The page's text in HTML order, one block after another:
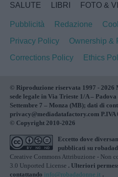
SALUTE
LIBRI FOTO &
Pubblicità Redazione
Privacy Policy
Ownership &
Corrections Policy
Ethics
© Riproduzione riservata 1997 - 2026
sede legale in Via Trieste 1/A –
Settembre 7 – Monza (MB); dati di
privacy@mediadatafactory.com P.IVA
© Copyright 2010-2026
Eccetto dove
pubblicati su
Creative Commons Attribuzione - Non
3.0 Unported License . Ulteriori
contattando info@robadadonne.it .